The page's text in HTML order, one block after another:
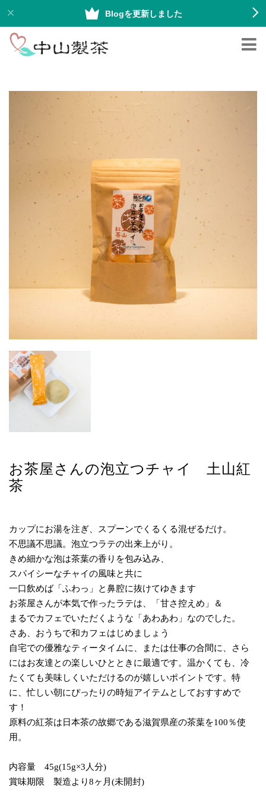
Blogを更新しました
お茶屋さんの泡立つチャイ 土山紅
茶
カップにお湯を注ぎ、スプーンでくるくる混ぜるだけ。
不思議不思議。泡立つラテの出来上がり。
きめ細かな泡は茶葉の香りを包み込み、
スパイシーなチャイの風味と共に
一口飲めば「ふわっ」と鼻腔に抜けてゆきます
お茶屋さんが本気で作ったラテは、「甘さ控えめ」＆
まるでカフェでいただくような「あわあわ」なのでした。
さあ、おうちで和カフェはじめましょう
自宅での優雅なティータイムに、または仕事の合間に、さら
にはお友達との楽しいひとときに最適です。温かくても、冷
たくても美味しくいただけるのが嬉しいポイントです。特
に、忙しい朝にぴったりの時短アイテムとしておすすめで
す！
原料の紅茶は日本茶の故郷である滋賀県産の茶葉を100％使
用。
内容量 45g(15g×3人分)
賞味期限 製造より8ヶ月(未開封)